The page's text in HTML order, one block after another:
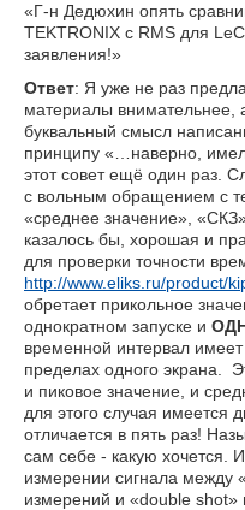
«Г-н Дедюхин опять
TEKTRONIX с RMS для
заявления!»
Ответ: Я уже не раз
материалы внимательнее,
буквальный смысл
принципу «…наверно,
этот совет ещё один раз.
с вольным обращением с
«среднее значение»,
казалось бы, хорошая и
для проверки точности
http://www.eliks.ru/product/
обретает прикольное
однократном запуске и
временной интервал имеет
пределах одного экрана.
и пиковое значение, и
для этого случая имеется
отличается в пять раз!
сам себе - какую хочется.
измерении сигнала между
измерений и «double shot»